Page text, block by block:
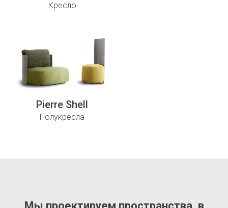
Кресло
Pierre Shell
Полукресла